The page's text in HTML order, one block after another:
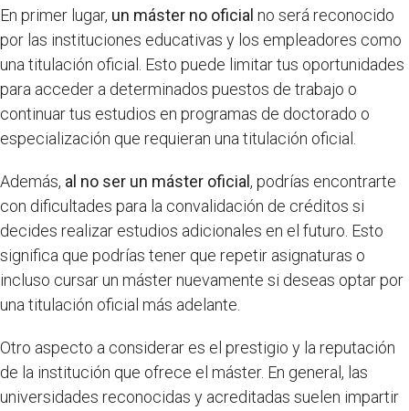
En primer lugar, un máster no oficial no será reconocido
por las instituciones educativas y los empleadores como
una titulación oficial. Esto puede limitar tus oportunidades
para acceder a determinados puestos de trabajo o
continuar tus estudios en programas de doctorado o
especialización que requieran una titulación oficial.
Además, al no ser un máster oficial , podrías encontrarte
con dificultades para la convalidación de créditos si
decides realizar estudios adicionales en el futuro. Esto
significa que podrías tener que repetir asignaturas o
incluso cursar un máster nuevamente si deseas optar por
una titulación oficial más adelante.
Otro aspecto a considerar es el prestigio y la reputación
de la institución que ofrece el máster. En general, las
universidades reconocidas y acreditadas suelen impartir